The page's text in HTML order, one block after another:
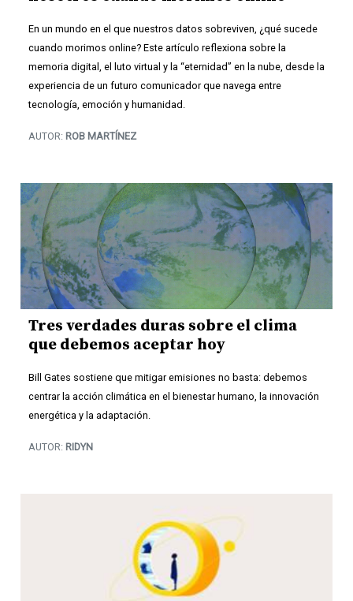
En un mundo en el que nuestros datos sobreviven, ¿qué sucede
cuando morimos online? Este artículo reflexiona sobre la
memoria digital, el luto virtual y la “eternidad” en la nube, desde la
experiencia de un futuro comunicador que navega entre
tecnología, emoción y humanidad.
AUTOR: ROB MARTÍNEZ
Tres verdades duras sobre el clima
que debemos aceptar hoy
Bill Gates sostiene que mitigar emisiones no basta: debemos
centrar la acción climática en el bienestar humano, la innovación
energética y la adaptación.
AUTOR: RIDYN